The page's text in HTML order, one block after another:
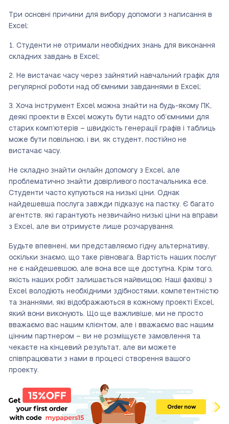
Три основні причини для вибору допомоги з написання в
Excel:
Студенти не отримали необхідних знань для виконання
складних завдань в Excel;
Не вистачає часу через зайнятий навчальний графік для
регулярної роботи над об’ємними завданнями в Excel;
Хоча інструмент Excel можна знайти на будь-якому ПК,
деякі проекти в Excel можуть бути надто об’ємними для
старих комп’ютерів – швидкість генерації графів і таблиць
може бути повільною, і ви, як студент, постійно не
вистачає часу.
Не складно знайти онлайн допомогу з Excel, але
проблематично знайти довірливого постачальника есе.
Студенти часто купуються на низькі ціни. Однак
найдешевша послуга завжди підказує на пастку. Є багато
агентств, які гарантують незвичайно низькі ціни на вправи
з Excel, але ви отримуєте лише розчарування.
Будьте впевнені, ми представляємо гідну альтернативу,
оскільки знаємо, що таке рівновага. Вартість наших послуг
не є найдешевшою, але вона все ще доступна. Крім того,
якість наших робіт залишається найвищою. Наші фахівці з
Excel володіють необхідними здібностями, компетентністю
та знаннями, які відображаються в кожному проекті Excel,
який вони виконують. Що ще важливіше, ми не просто
вважаємо вас нашим клієнтом, але і вважаємо вас нашим
цінним партнером – ви не розміщуєте замовлення та
чекаєте на кінцевий результат, але ви можете
співпрацювати з нами в процесі створення вашого
проекту.